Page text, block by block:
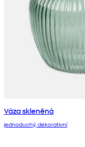
Váza skleněná
jednoduchý, dekorativní